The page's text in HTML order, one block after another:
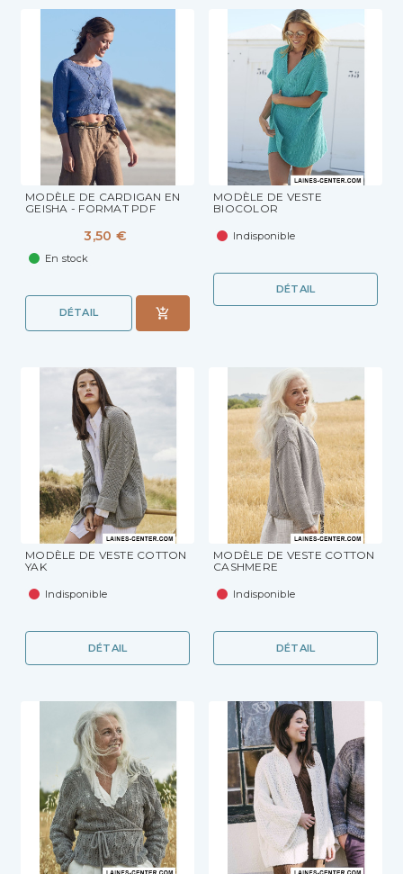
MODÈLE DE CARDIGAN EN
GEISHA - FORMAT PDF
3,50 €
En stock
DÉTAIL
MODÈLE DE VESTE
BIOCOLOR
Indisponible
DÉTAIL
MODÈLE DE VESTE COTTON
YAK
Indisponible
DÉTAIL
MODÈLE DE VESTE COTTON
CASHMERE
Indisponible
DÉTAIL